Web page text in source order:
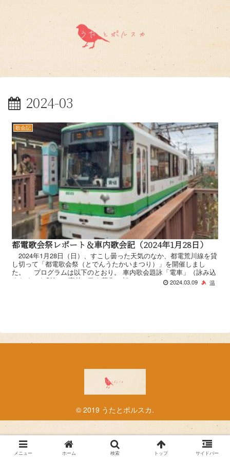
2024-03
歌会記
都電歌会祭レポート＆車内歌会記（2024年1月28日）
2024年1月28日（日）、すこし曇った天気のなか、都電荒川線を貸
し切って「都電歌会祭（とでんうたかいまつり）」を開催しまし
た。 プログラムは以下のとおり。 車内歌会題詠「電車」（詠み込
まなくてもOK）で事前に歌を募集。都...
2024.03.09 温
© 2019 うたとポルスカ.
メニュー ホーム 検索 トップ サイドバー